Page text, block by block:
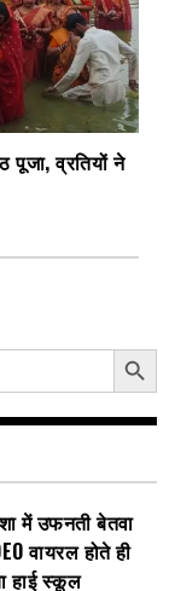
व्रतियों ने
Search Button
में उफनती बेतवा
वायरल होते ही
हाई स्कूल